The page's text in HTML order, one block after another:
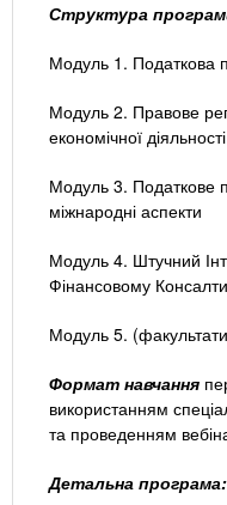
Структура
Модуль 1. Податкова
Модуль 2. Правове
економічної
Модуль 3. Податкове
міжнародні аспекти
Модуль 4. Штучний
Фінансовому
Модуль 5.
Формат навчання
використанням
та проведенням
Детальна програма: